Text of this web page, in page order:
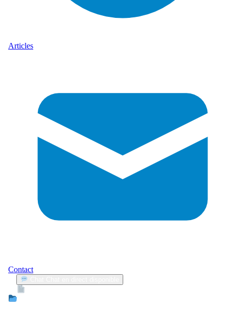
Articles
Contact